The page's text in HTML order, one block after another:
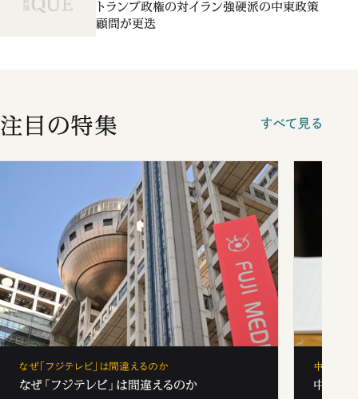
トランプ政権の対イラン強硬派の中東政策
顧問が更迭
注目の特集 すべて見る
なぜ「フジテレビ」は間違えるのか
なぜ「フジテレビ」は間違えるのか
中学受験
中学受